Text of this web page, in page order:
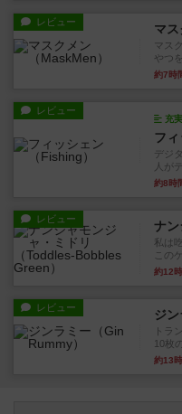
レビュー マ
マス
やつ
約7時
レビュー
充実
フ
デジ
人が
約8時
レビュー ナン
私は
この
約12
レビュー ジ
トラ
10枚
約13